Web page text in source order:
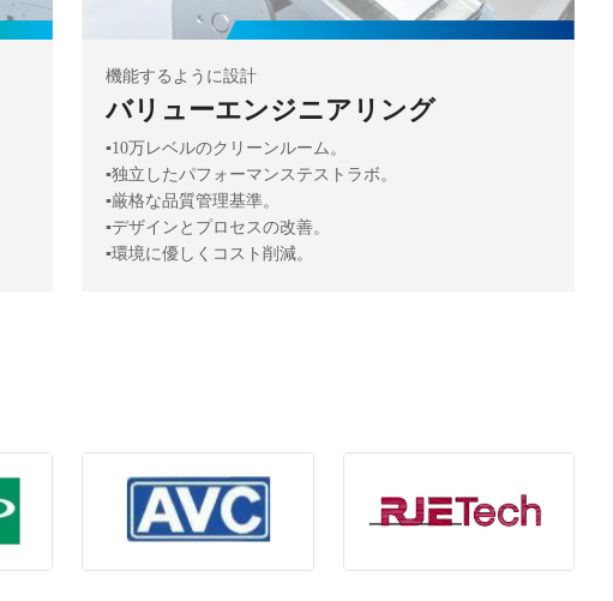
機能するように設計
バリューエンジニアリング
▪️10万レベルのクリーンルーム。
▪️独立したパフォーマンステストラボ。
▪️厳格な品質管理基準。
▪️デザインとプロセスの改善。
▪️環境に優しくコスト削減。